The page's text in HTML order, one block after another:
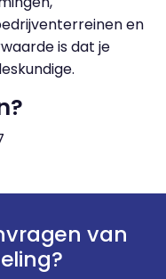
en
is dat je
van